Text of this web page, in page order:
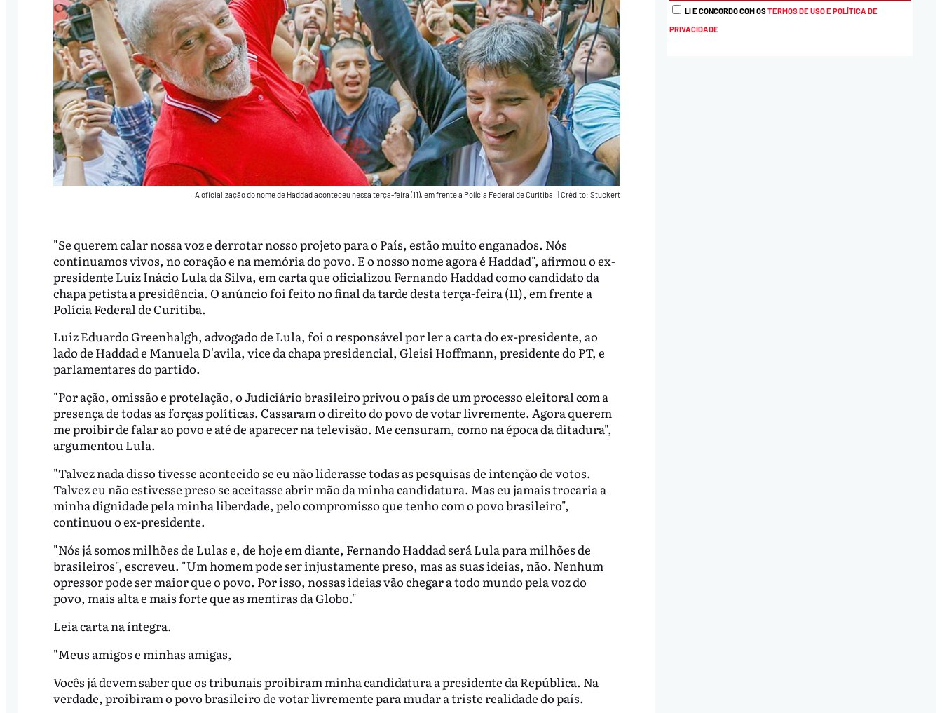
A oficialização do nome de Haddad aconteceu nessa terça-feira (11), em frente a Polícia Federal de Curitiba. |Crédito: Stuckert
"Se querem calar nossa voz e derrotar nosso projeto para o País, estão muito enganados. Nós
continuamos vivos, no coração e na memória do povo. E o nosso nome agora é Haddad", afirmou o ex-
presidente Luiz Inácio Lula da Silva, em carta que oficializou Fernando Haddad como candidato da
chapa petista a presidência. O anúncio foi feito no final da tarde desta terça-feira (11), em frente a
Polícia Federal de Curitiba.
Luiz Eduardo Greenhalgh, advogado de Lula, foi o responsável por ler a carta do ex-presidente, ao
lado de Haddad e Manuela D'avila, vice da chapa presidencial, Gleisi Hoffmann, presidente do PT, e
parlamentares do partido.
"Por ação, omissão e protelação, o Judiciário brasileiro privou o país de um processo eleitoral com a
presença de todas as forças políticas. Cassaram o direito do povo de votar livremente. Agora querem
me proibir de falar ao povo e até de aparecer na televisão. Me censuram, como na época da ditadura",
argumentou Lula.
"Talvez nada disso tivesse acontecido se eu não liderasse todas as pesquisas de intenção de votos.
Talvez eu não estivesse preso se aceitasse abrir mão da minha candidatura. Mas eu jamais trocaria a
minha dignidade pela minha liberdade, pelo compromisso que tenho com o povo brasileiro",
continuou o ex-presidente.
"Nós já somos milhões de Lulas e, de hoje em diante, Fernando Haddad será Lula para milhões de
brasileiros", escreveu. "Um homem pode ser injustamente preso, mas as suas ideias, não. Nenhum
opressor pode ser maior que o povo. Por isso, nossas ideias vão chegar a todo mundo pela voz do
povo, mais alta e mais forte que as mentiras da Globo."
Leia carta na íntegra.
"Meus amigos e minhas amigas,
Vocês já devem saber que os tribunais proibiram minha candidatura a presidente da República. Na
verdade, proibiram o povo brasileiro de votar livremente para mudar a triste realidade do país.
LI E CONCORDO COM OSTERMOS DE USO E POLÍTICA DE
PRIVACIDADE